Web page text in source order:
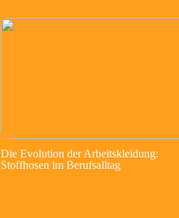
Die Evolution der Arbeitskleidung:
Stoffhosen im Berufsalltag